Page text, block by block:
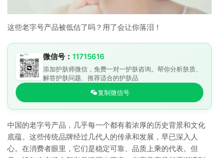
这些老字号产品被低估了吗？用了会让你落泪！
微信号： 11715616
添加护肤师微信，免费一对一护肤咨询。帮你分析肤质、
解答护肤问题、推荐适合的护肤品
复制微信号
中国的老字号产品，几乎每一个都有着浓厚的历史背景和文化
底蕴。这些传统品牌经过几代人的传承和发展，早已深入人
心。在消费者眼里，它们是稳定可靠、品质上乘的代表。但